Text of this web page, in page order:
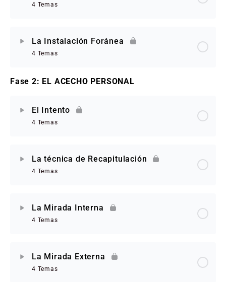
4 Temas
La Instalación Foránea
4 Temas
Fase 2: EL ACECHO PERSONAL
El Intento
4 Temas
La técnica de Recapitulación
4 Temas
La Mirada Interna
4 Temas
La Mirada Externa
4 Temas